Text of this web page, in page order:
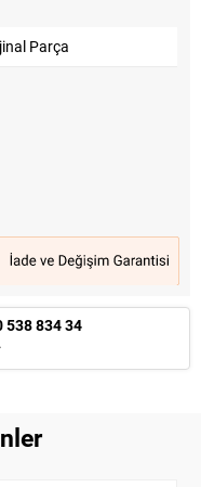
Parça
538 834 34